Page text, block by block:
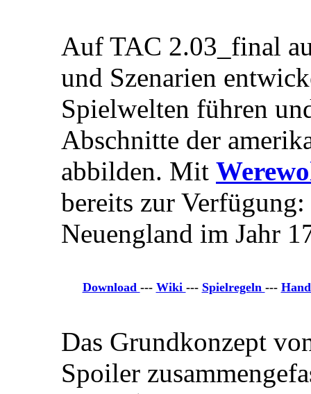
Auf TAC 2.03_final
und Szenarien
Spielwelten führen
Abschnitte der
abbilden. Mit
bereits zur
Neuengland im Jahr
Download --- Wiki --- Spielregeln ---
Das Grundkonzept
Spoiler